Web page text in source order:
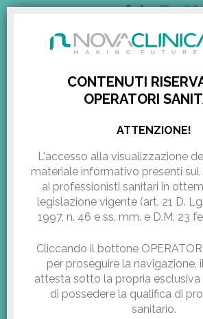
CONTENUTI
OPERATORI
ATTENZIONE!
L'accesso alla visualizzazione
materiale informativo presenti sul
ai professionisti sanitari in
legislazione vigente (art. 21 D.
1997, n. 46 e ss. mm. e D.M. 23
Cliccando il bottone
per proseguire la navigazione,
attesta sotto la propria esclusiva
di possedere la qualifica di
sanitario.
AREA RISERVATA
IL CORPO DELLE DONNE IN...
Il corpo delle
menopausa: le
rispondono
altraeta.it Pubblicazione:Gennaio